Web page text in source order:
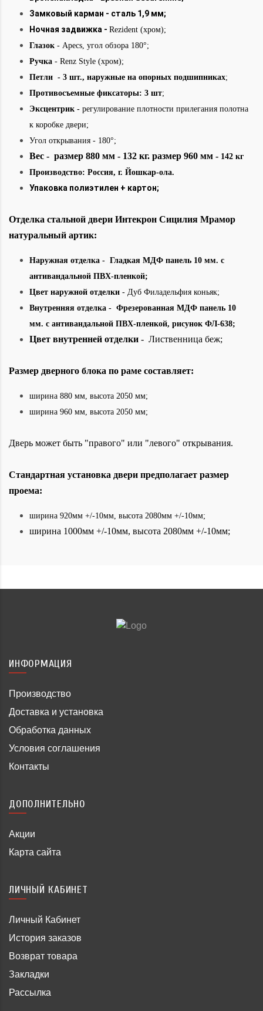
Замковый карман - сталь 1,9 мм;
Ночная задвижка - Rezident (хром);
Глазок - Apecs, угол обзора 180°;
Ручка - Renz Style (хром);
Петли - 3 шт., наружные на опорных подшипниках;
Противосъемные фиксаторы: 3 шт;
Эксцентрик - регулирование плотности прилегания полотна
к коробке двери;
Угол открывания - 180°;
Вес - размер 880 мм - 132 кг. размер 960 мм - 142 кг
Производство: Россия, г. Йошкар-ола.
Упаковка полиэтилен + картон;
Отделка стальной двери Интекрон Сицилия Мрамор
натуральный артик:
Наружная отделка - Гладкая МДФ панель 10 мм. с
антивандальной ПВХ-пленкой;
Цвет наружной отделки - Дуб Филадельфия коньяк;
Внутренняя отделка - Фрезерованная МДФ панель 10
мм. с антивандальной ПВХ-пленкой, рисунок ФЛ-638;
Цвет внутренней отделки - Лиственница беж;
Размер дверного блока по раме составляет:
ширина 880 мм, высота 2050 мм;
ширина 960 мм, высота 2050 мм;
Дверь может быть "правого" или "левого" открывания.
Стандартная установка двери предполагает размер
проема:
ширина 920мм +/-10мм, высота 2080мм +/-10мм;
ширина 1000мм +/-10мм, высота 2080мм +/-10мм;
ИНФОРМАЦИЯ
Производство
Доставка и установка
Обработка данных
Условия соглашения
Контакты
ДОПОЛНИТЕЛЬНО
Акции
Карта сайта
ЛИЧНЫЙ КАБИНЕТ
Личный Кабинет
История заказов
Возврат товара
Закладки
Рассылка